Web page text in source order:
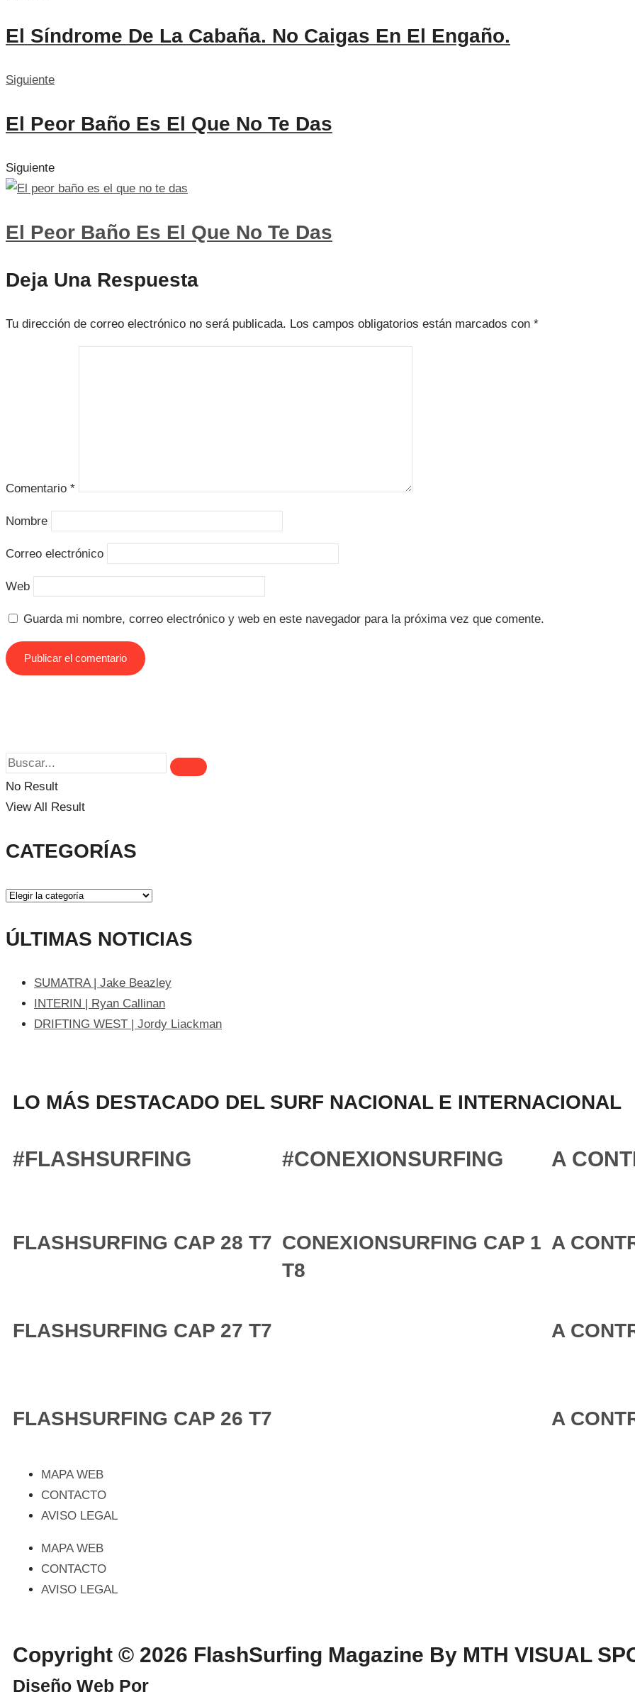
El Síndrome De La Cabaña. No Caigas En El Engaño.
Siguiente
El Peor Baño Es El Que No Te Das
Siguiente
El Peor Baño Es El Que No Te Das
Deja Una Respuesta
Tu dirección de correo electrónico no será publicada. Los campos obligatorios están marcados con *
Comentario *
Nombre
Correo electrónico
Web
Guarda mi nombre, correo electrónico y web en este navegador para la próxima vez que comente.
No Result
View All Result
CATEGORÍAS
ÚLTIMAS NOTICIAS
SUMATRA | Jake Beazley
INTERIN | Ryan Callinan
DRIFTING WEST | Jordy Liackman
LO MÁS DESTACADO DEL SURF NACIONAL E INTERNACIONAL
#FLASHSURFING
FLASHSURFING CAP 28 T7
FLASHSURFING CAP 27 T7
FLASHSURFING CAP 26 T7
#CONEXIONSURFING
CONEXIONSURFING CAP 1
T8
A
A
A
A
MAPA WEB
CONTACTO
AVISO LEGAL
MAPA WEB
CONTACTO
AVISO LEGAL
Copyright © 2026 FlashSurfing Magazine By MTH VISUAL
Diseño Web Por